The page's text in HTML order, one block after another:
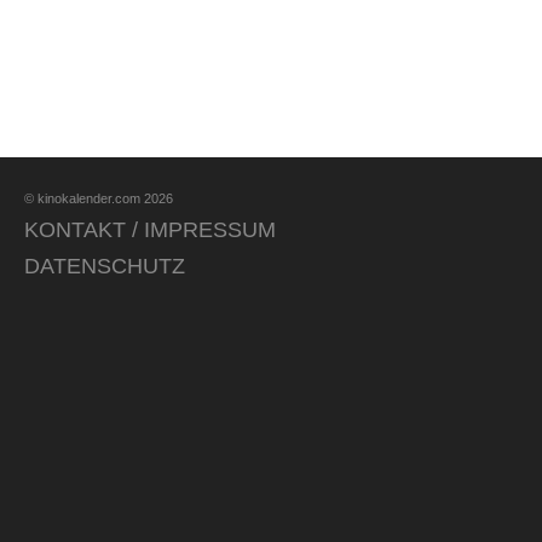
© kinokalender.com 2026
KONTAKT / IMPRESSUM
DATENSCHUTZ